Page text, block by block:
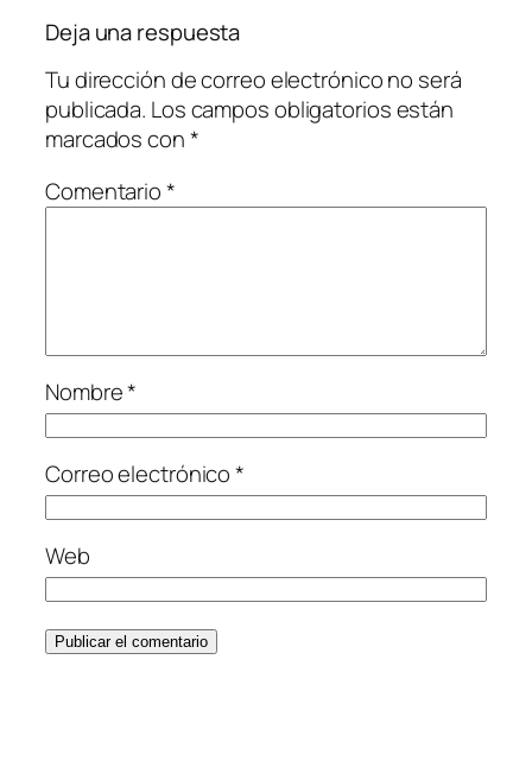
Deja una respuesta
Tu dirección de correo electrónico no será
publicada. Los campos obligatorios están
marcados con*
Comentario*
Nombre*
Correo electrónico*
Web